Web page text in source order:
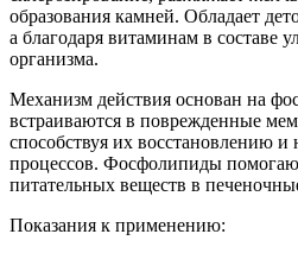
образования камней. Обладает
а благодаря витаминам в составе
организма.
Механизм действия основан на
встраиваются в поврежденные
способствуя их восстановлению
процессов. Фосфолипиды
питательных веществ в
Показания к применению: